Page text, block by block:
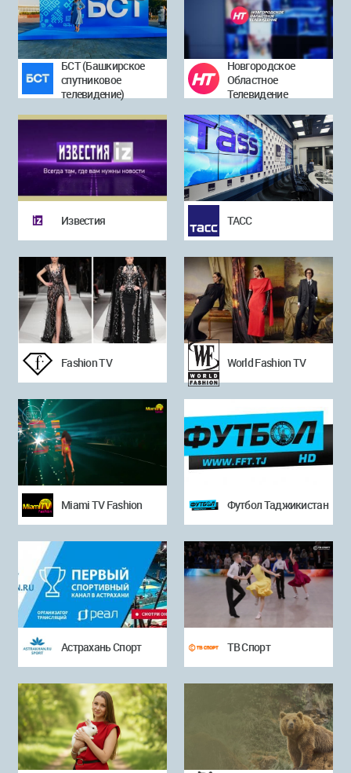
БСТ (Башкирское
спутниковое
телевидение)
Новгородское
Областное
Телевидение
Известия ТАСС
Fashion TV World Fashion TV
Miami TV Fashion Футбол Таджикистан
Астрахань Спорт ТВ Спорт